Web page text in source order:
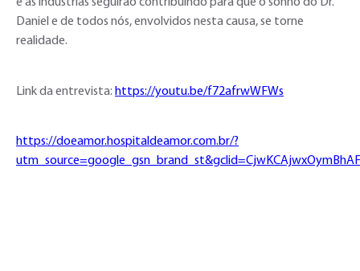
Daniel e de todos nós, envolvidos nesta causa, se torne
realidade.
Link da entrevista: https://youtu.be/f72afrwWFWs
https://doeamor.hospitaldeamor.com.br/?